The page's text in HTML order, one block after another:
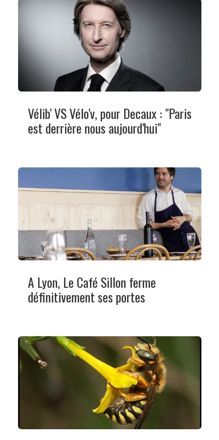
Vélib' VS Vélo'v, pour Decaux : "Paris
est derrière nous aujourd'hui"
A Lyon, Le Café Sillon ferme
définitivement ses portes